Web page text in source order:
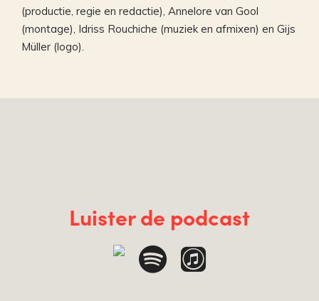
(productie, regie en redactie), Annelore van Gool
(montage), Idriss Rouchiche (muziek en afmixen) en Gijs
Müller (logo).
Luister de podcast